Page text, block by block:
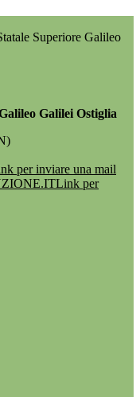
Superiore Galileo
Galilei Ostiglia
per inviare una mail
Link per